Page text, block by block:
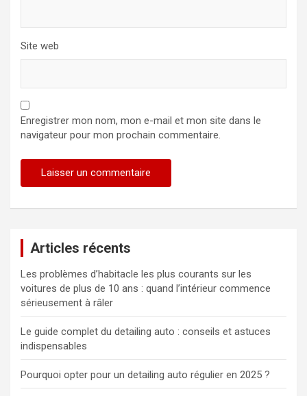
Site web
Enregistrer mon nom, mon e-mail et mon site dans le
navigateur pour mon prochain commentaire.
Articles récents
Les problèmes d’habitacle les plus courants sur les
voitures de plus de 10 ans : quand l’intérieur commence
sérieusement à râler
Le guide complet du detailing auto : conseils et astuces
indispensables
Pourquoi opter pour un detailing auto régulier en 2025 ?